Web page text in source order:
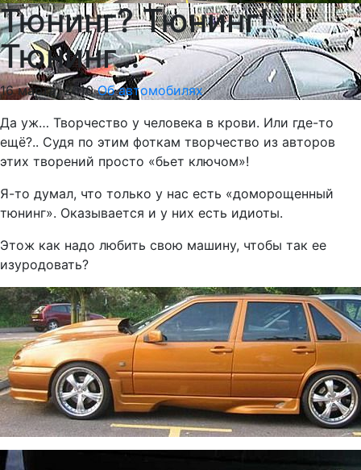
Тюнинг? Тюнинг!
Тюнинг…
16 марта, 2010 Об автомобилях
Да уж… Творчество у человека в крови. Или где-то
ещё?.. Судя по этим фоткам творчество из авторов
этих творений просто «бьет ключом»!
Я-то думал, что только у нас есть «доморощенный
тюнинг». Оказывается и у них есть идиоты.
Этож как надо любить свою машину, чтобы так ее
изуродовать?